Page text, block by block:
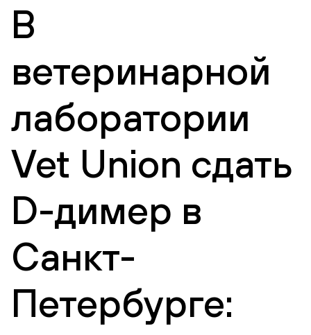
В
ветеринарной
лаборатории
Vet Union сдать
D-димер в
Санкт-
Петербурге: